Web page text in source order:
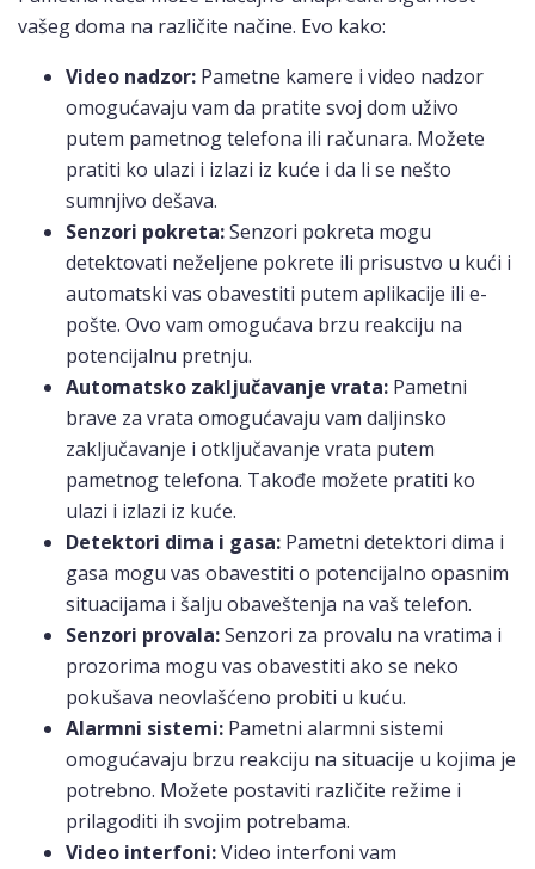
vašeg doma na različite načine. Evo kako:
Video nadzor: Pametne kamere i video nadzor
omogućavaju vam da pratite svoj dom uživo
putem pametnog telefona ili računara. Možete
pratiti ko ulazi i izlazi iz kuće i da li se nešto
sumnjivo dešava.
Senzori pokreta:Senzori pokreta mogu
detektovati neželjene pokrete ili prisustvo u kući i
automatski vas obavestiti putem aplikacije ili e-
pošte. Ovo vam omogućava brzu reakciju na
potencijalnu pretnju.
Automatsko zaključavanje vrata: Pametni
brave za vrata omogućavaju vam daljinsko
zaključavanje i otključavanje vrata putem
pametnog telefona. Takođe možete pratiti ko
ulazi i izlazi iz kuće.
Detektori dima i gasa: Pametni detektori dima i
gasa mogu vas obavestiti o potencijalno opasnim
situacijama i šalju obaveštenja na vaš telefon.
Senzori provala:Senzori za provalu na vratima i
prozorima mogu vas obavestiti ako se neko
pokušava neovlašćeno probiti u kuću.
Alarmni sistemi: Pametni alarmni sistemi
omogućavaju brzu reakciju na situacije u kojima je
potrebno. Možete postaviti različite režime i
prilagoditi ih svojim potrebama.
Video interfoni:Video interfoni vam